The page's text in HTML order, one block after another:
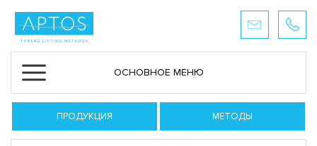
ОСНОВНОЕ МЕНЮ
ПРОДУКЦИЯ МЕТОДЫ